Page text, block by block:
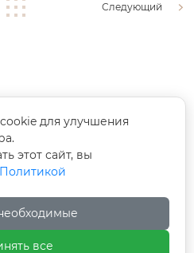
Следующий
города Яован, Тайсин,
для улучшения
этот сайт, вы
Политикой
все